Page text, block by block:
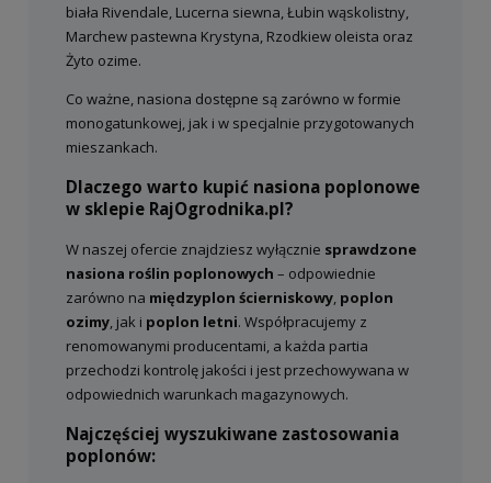
biała Rivendale, Lucerna siewna, Łubin wąskolistny,
Marchew pastewna Krystyna, Rzodkiew oleista oraz
Żyto ozime.
Co ważne, nasiona dostępne są zarówno w formie
monogatunkowej, jak i w specjalnie przygotowanych
mieszankach.
Dlaczego warto kupić nasiona poplonowe
w sklepie RajOgrodnika.pl?
W naszej ofercie znajdziesz wyłącznie sprawdzone
nasiona roślin poplonowych – odpowiednie
zarówno na międzyplon ścierniskowy, poplon
ozimy, jak i poplon letni. Współpracujemy z
renomowanymi producentami, a każda partia
przechodzi kontrolę jakości i jest przechowywana w
odpowiednich warunkach magazynowych.
Najczęściej wyszukiwane zastosowania
poplonów: